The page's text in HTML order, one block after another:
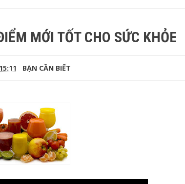
MỚI TỐT CHO SỨC KHỎE
15:11 BẠN CẦN BIẾT